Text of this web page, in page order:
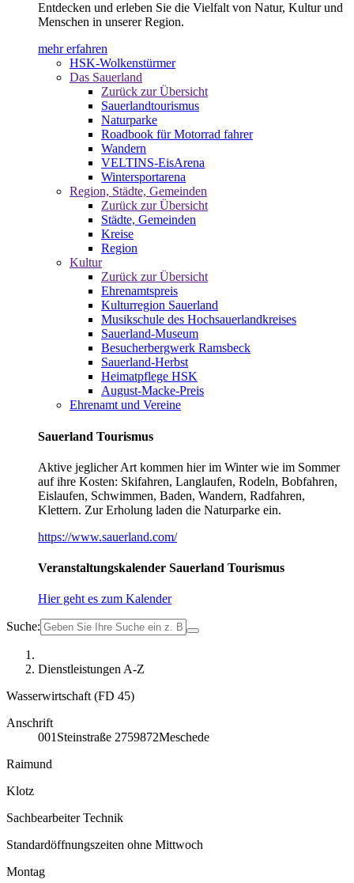
Entdecken und erleben Sie die Vielfalt von Natur, Kultur und
Menschen in unserer Region.
mehr erfahren
HSK-Wolkenstürmer
Das Sauerland
Zurück zur Übersicht
Sauerlandtourismus
Naturparke
Roadbook für Motorrad fahrer
Wandern
VELTINS-EisArena
Wintersportarena
Region, Städte, Gemeinden
Zurück zur Übersicht
Städte, Gemeinden
Kreise
Region
Kultur
Zurück zur Übersicht
Ehrenamtspreis
Kulturregion Sauerland
Musikschule des Hochsauerlandkreises
Sauerland-Museum
Besucherbergwerk Ramsbeck
Sauerland-Herbst
Heimatpflege HSK
August-Macke-Preis
Ehrenamt und Vereine
Sauerland Tourismus
Aktive jeglicher Art kommen hier im Winter wie im Sommer
auf ihre Kosten: Skifahren, Langlaufen, Rodeln, Bobfahren,
Eislaufen, Schwimmen, Baden, Wandern, Radfahren,
Klettern. Zur Erholung laden die Naturparke ein.
https://www.sauerland.com/
Veranstaltungskalender Sauerland Tourismus
Hier geht es zum Kalender
Suche:
Dienstleistungen A-Z
Wasserwirtschaft (FD 45)
Anschrift
001 Steinstraße 2759872Meschede
Raimund
Klotz
Sachbearbeiter Technik
Standardöffnungszeiten ohne Mittwoch
Montag